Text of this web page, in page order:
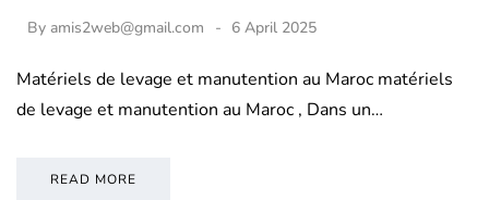
By amis2web@gmail.com 6 April 2025
Matériels de levage et manutention au Maroc matériels
de levage et manutention au Maroc , Dans un…
READ MORE